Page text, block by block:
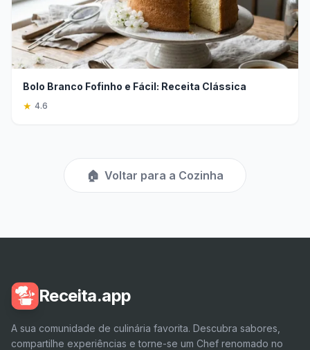
Bolo Branco Fofinho e Fácil: Receita Clássica
★ 4.6
🏠 Voltar para a Cozinha
Receita.app
A sua comunidade de culinária favorita. Descubra sabores,
compartilhe experiências e torne-se um Chef renomado no